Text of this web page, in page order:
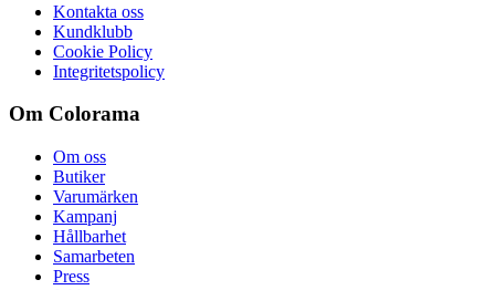
Kontakta oss
Kundklubb
Cookie Policy
Integritetspolicy
Om Colorama
Om oss
Butiker
Varumärken
Kampanj
Hållbarhet
Samarbeten
Press